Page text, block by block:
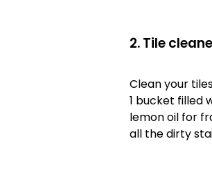
2. Tile
Clean your
1 bucket filled
lemon oil for
all the dirty